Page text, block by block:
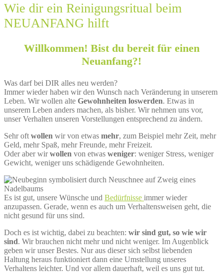
Wie dir ein Reinigungsritual beim
NEUANFANG hilft
Willkommen! Bist du bereit für einen
Neuanfang?!
Was darf bei DIR alles neu werden?
Immer wieder haben wir den Wunsch nach Veränderung in unserem
Leben. Wir wollen alte Gewohnheiten loswerden. Etwas in
unserem Leben anders machen, als bisher. Wir nehmen uns vor,
unser Verhalten unseren Vorstellungen entsprechend zu ändern.
Sehr oft wollen wir von etwas mehr, zum Beispiel mehr Zeit, mehr
Geld, mehr Spaß, mehr Freunde, mehr Freizeit.
Oder aber wirwollen von etwas weniger: weniger Stress, weniger
Gewicht, weniger uns schädigende Gewohnheiten.
Es ist gut, unsere Wünsche und Bedürfnisse immer wieder
anzupassen. Gerade, wenn es auch um Verhaltensweisen geht, die
nicht gesund für uns sind.
Doch es ist wichtig, dabei zu beachten: wir sind gut, so wie wir
sind. Wir brauchen nicht mehr und nicht weniger. Im Augenblick
geben wir unser Bestes. Nur aus dieser sich selbst liebenden
Haltung heraus funktioniert dann eine Umstellung unseres
Verhaltens leichter. Und vor allem dauerhaft, weil es uns gut tut.